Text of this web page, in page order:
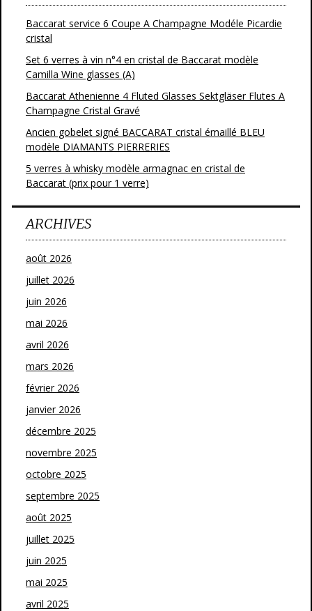
Baccarat service 6 Coupe A Champagne Modéle Picardie
cristal
Set 6 verres à vin n°4 en cristal de Baccarat modèle
Camilla Wine glasses (A)
Baccarat Athenienne 4 Fluted Glasses Sektgläser Flutes A
Champagne Cristal Gravé
Ancien gobelet signé BACCARAT cristal émaillé BLEU
modèle DIAMANTS PIERRERIES
5 verres à whisky modèle armagnac en cristal de
Baccarat (prix pour 1 verre)
ARCHIVES
août 2026
juillet 2026
juin 2026
mai 2026
avril 2026
mars 2026
février 2026
janvier 2026
décembre 2025
novembre 2025
octobre 2025
septembre 2025
août 2025
juillet 2025
juin 2025
mai 2025
avril 2025